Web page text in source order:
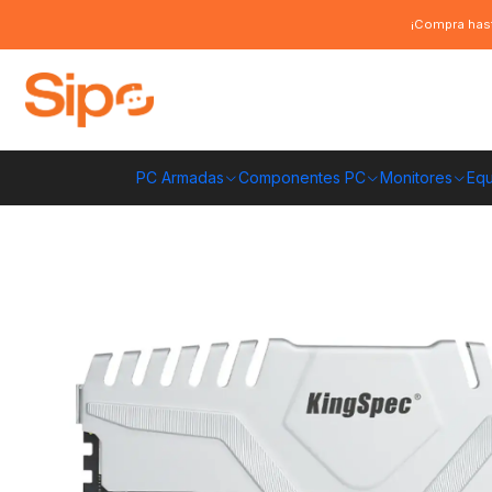
PC Armadas Componentes PC Monitores
¡Compra
Memoria RAM